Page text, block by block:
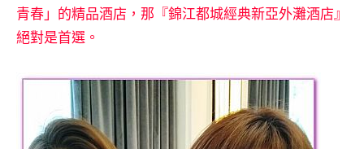
青春」的精品酒店，那『錦江都城經典新亞外灘酒店』
絕對是首選。